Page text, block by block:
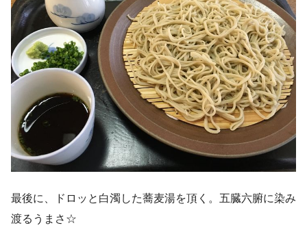
最後に、ドロッと白濁した蕎麦湯を頂く。五臓六腑に染み
渡るうまさ☆